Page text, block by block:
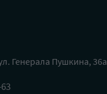
Генерала Пушкина, 36а